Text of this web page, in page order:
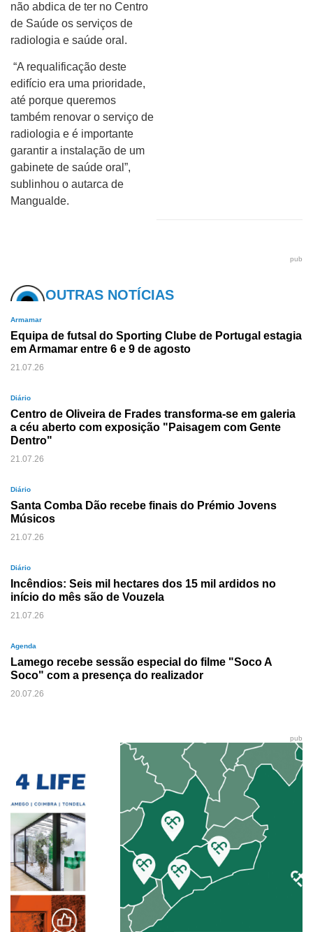
não abdica de ter no Centro
de Saúde os serviços de
radiologia e saúde oral.
“A requalificação deste
edifício era uma prioridade,
até porque queremos
também renovar o serviço de
radiologia e é importante
garantir a instalação de um
gabinete de saúde oral”,
sublinhou o autarca de
Mangualde.
pub
OUTRAS NOTÍCIAS
Armamar
Equipa de futsal do Sporting Clube de Portugal estagia
em Armamar entre 6 e 9 de agosto
21.07.26
Diário
Centro de Oliveira de Frades transforma-se em galeria
a céu aberto com exposição "Paisagem com Gente
Dentro"
21.07.26
Diário
Santa Comba Dão recebe finais do Prémio Jovens
Músicos
21.07.26
Diário
Incêndios: Seis mil hectares dos 15 mil ardidos no
início do mês são de Vouzela
21.07.26
Agenda
Lamego recebe sessão especial do filme "Soco A
Soco" com a presença do realizador
20.07.26
pub